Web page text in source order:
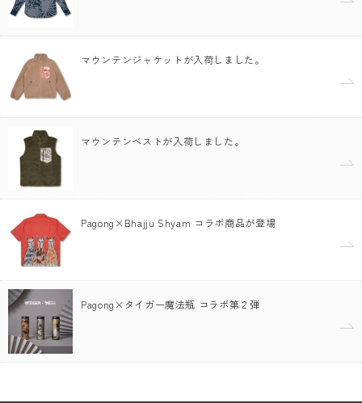
マウンテンジャケットが入荷しました。
マウンテンベストが入荷しました。
Pagong×Bhajju Shyam コラボ商品が登場
Pagong×タイガー魔法瓶 コラボ第２弾